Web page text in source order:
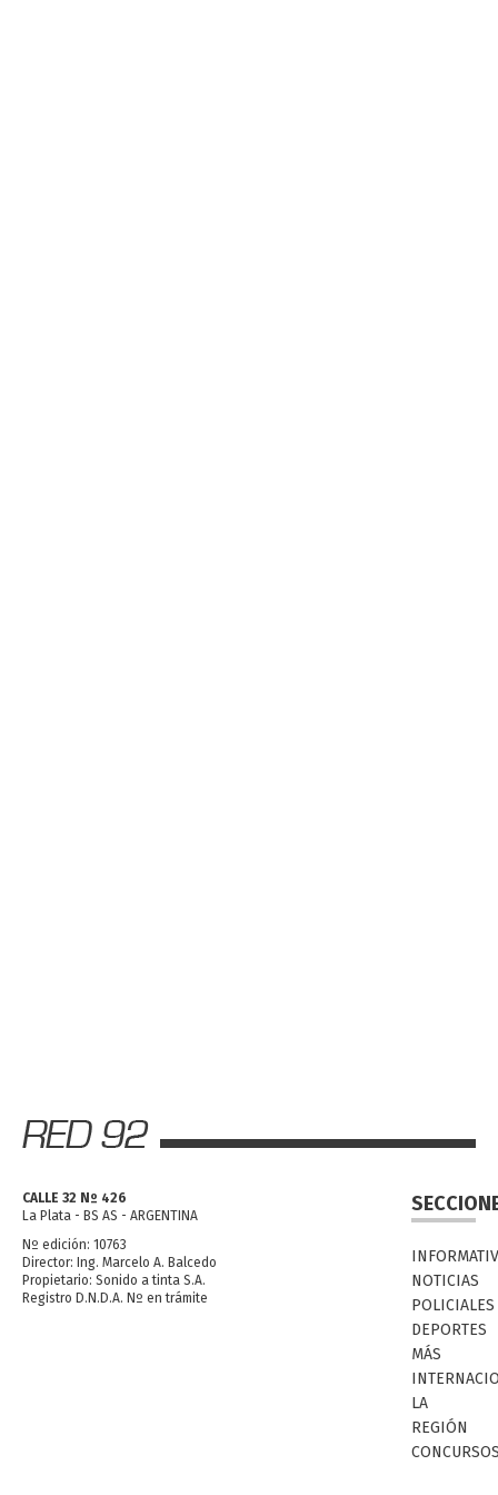
CALLE 32 Nº 426
La Plata - BS AS - ARGENTINA
Nº edición: 10763
Director: Ing. Marcelo A. Balcedo
Propietario: Sonido a tinta S.A.
Registro D.N.D.A. Nº en trámite
NOTICIAS
POLICIALES
DEPORTES
MÁS
LA
REGIÓN